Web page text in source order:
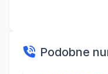
Podobne